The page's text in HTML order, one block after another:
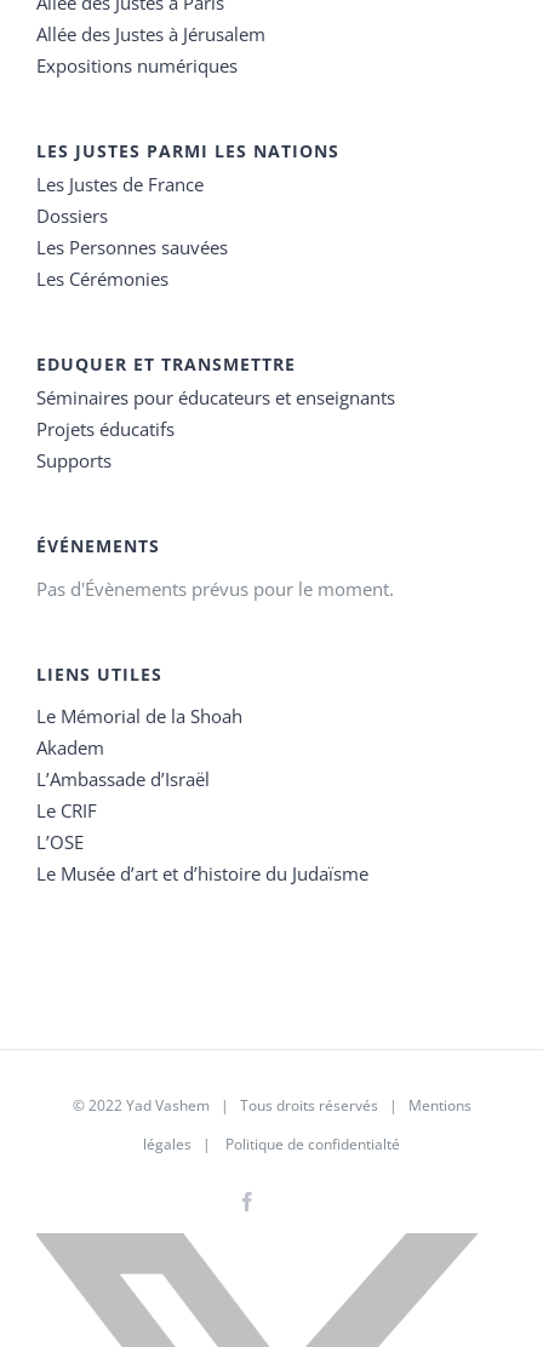
Allée des Justes à Jérusalem
Expositions numériques
LES JUSTES PARMI LES NATIONS
Les Justes de France
Dossiers
Les Personnes sauvées
Les Cérémonies
EDUQUER ET TRANSMETTRE
Séminaires pour éducateurs et enseignants
Projets éducatifs
Supports
ÉVÉNEMENTS
Pas d'Évènements prévus pour le moment.
LIENS UTILES
Le Mémorial de la Shoah
Akadem
L’Ambassade d’Israël
Le CRIF
L’OSE
Le Musée d’art et d’histoire du Judaïsme
© 2022 Yad Vashem | Tous droits réservés | Mentions
légales | Politique de confidentialté
X